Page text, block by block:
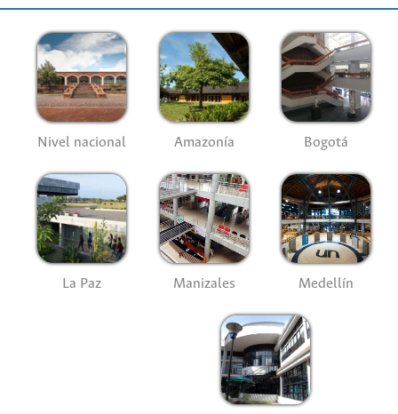
Nivel nacional Amazonía Bogotá
La Paz Manizales Medellín